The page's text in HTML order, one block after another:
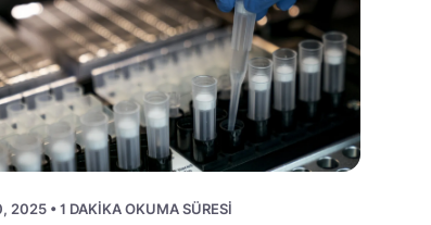
2025 • 1 DAKIKA OKUMA SÜRESI